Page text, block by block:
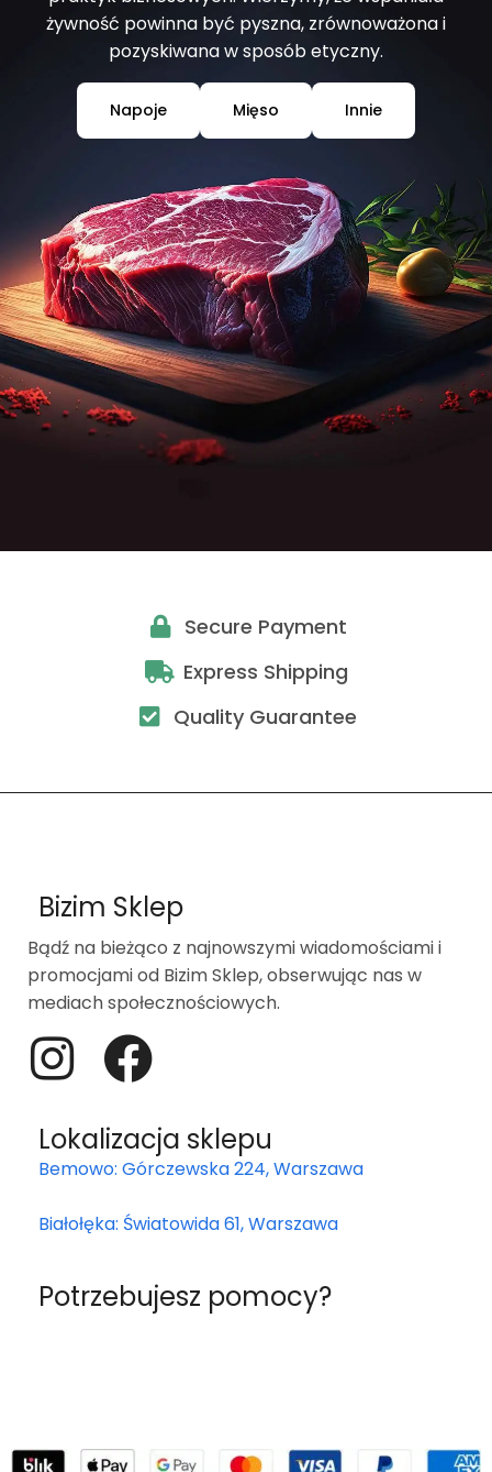
żywność powinna być pyszna, zrównoważona i
pozyskiwana w sposób etyczny.
Napoje Mięso Innie
Secure Payment
Express Shipping
Quality Guarantee
Bizim Sklep
Bądź na bieżąco z najnowszymi wiadomościami i
promocjami od Bizim Sklep, obserwując nas w
mediach społecznościowych.
Lokalizacja sklepu
Bemowo: Górczewska 224, Warszawa
Białołęka: Światowida 61, Warszawa
Potrzebujesz pomocy?